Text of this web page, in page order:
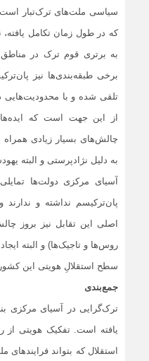
سیاسی ملت‌های ترک‌تبار
که در طول زمان تکامل
به برتری قوم ترک در
برخی طبقه‌بندی‌ها نیز
تلقی شده و با
از این جهت است که
چالش‌های بسیار زیادی
به دلیل نژادپرستی و البته
آسیای مرکزی دولت‌ها
پان‌ترکیسم نداشته و ندارند
اصلی این تقابل نیز بروز
روس‌ها و تاجیک‌ها) و البته
سطح استقلالِ هویتی این
جمع‌بندی
ترک‌گرایی در آسیای مرکزی
یافته است. تفکیک هویتی
استقلال که بتواند